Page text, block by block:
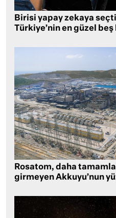
Birisi yapay zekaya
Türkiye’nin en güzel beş
Rosatom, daha
girmeyen Akkuyu’nun